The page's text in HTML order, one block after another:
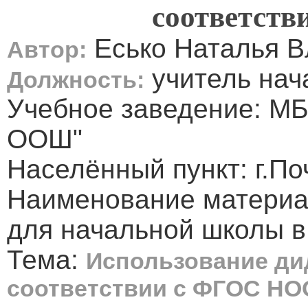
Автор: Есько Наталья
Должность: учитель
Учебное заведение:
ООШ"
Населённый пункт:
Наименование
для начальной школы
Тема: Использование
соответствии с ФГОС